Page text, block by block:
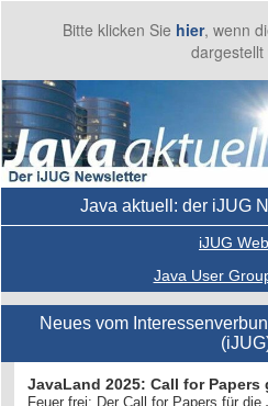
Bitte klicken Sie hier, wenn
dargestellt
Java aktuell: der iJUG
iJUG
Java User
Neues vom
JavaLand 2025: Call for Papers
Feuer frei: Der Call for Papers für die